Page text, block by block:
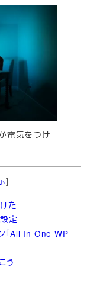
電気をつけ
]
た
定
「All In One WP
う